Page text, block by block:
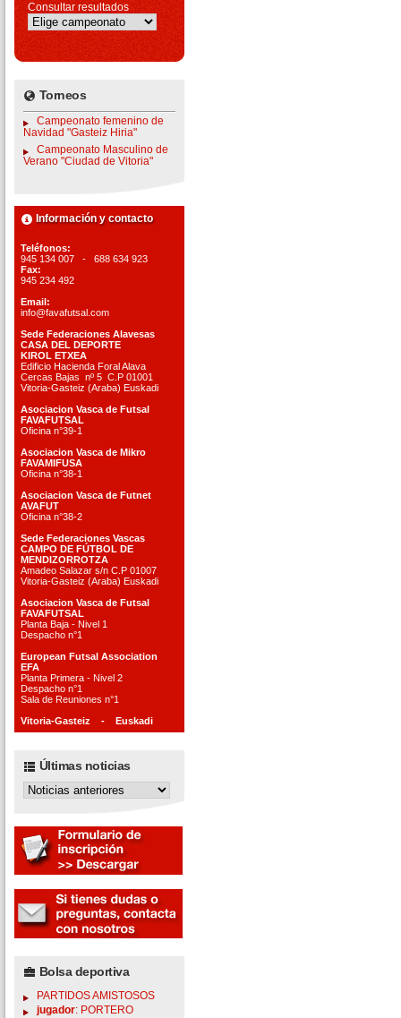
Consultar resultados
Torneos
Campeonato femenino de
Navidad "Gasteiz Hiria"
Campeonato Masculino de
Verano "Ciudad de Vitoria"
Información y contacto
Teléfonos:
945 134 007 - 688 634 923
Fax:
945 234 492
Email:
info@favafutsal.com
Sede Federaciones Alavesas
CASA DEL DEPORTE
KIROL ETXEA
Edificio Hacienda Foral Alava
Cercas Bajas nº 5 C.P 01001
Vitoria-Gasteiz (Araba) Euskadi
Asociacion Vasca de Futsal
FAVAFUTSAL
Oficina n°39-1
Asociacion Vasca de Mikro
FAVAMIFUSA
Oficina n°38-1
Asociacion Vasca de Futnet
AVAFUT
Oficina n°38-2
Sede Federaciones Vascas
CAMPO DE FÚTBOL DE
MENDIZORROTZA
Amadeo Salazar s/n C.P 01007
Vitoria-Gasteiz (Araba) Euskadi
Asociacion Vasca de Futsal
FAVAFUTSAL
Planta Baja - Nivel 1
Despacho n°1
European Futsal Association
EFA
Planta Primera - Nivel 2
Despacho n°1
Sala de Reuniones n°1
Vitoria-Gasteiz - Euskadi
Últimas noticias
Bolsa deportiva
PARTIDOS AMISTOSOS
jugador: PORTERO